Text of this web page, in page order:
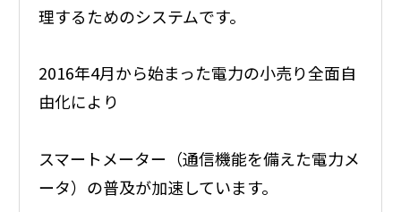
理するためのシステムです。
2016年4月から始まった電力の小売り全面自
由化により
スマートメーター（通信機能を備えた電力メ
ータ）の普及が加速しています。